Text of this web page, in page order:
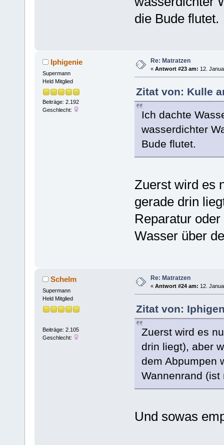
die Bude flutet.
Iphigenie
Supermann
Held Mitglied
Beiträge: 2.192
Geschlecht:
Re: Matratzen
« Antwort #23 am: 12.
Zitat von: Kulle
Ich dachte
wasserdichter
Bude flutet.
Zuerst wird es
gerade drin
Reparatur
Wasser über
Schelm
Supermann
Held Mitglied
Beiträge: 2.105
Geschlecht:
Re: Matratzen
« Antwort #24 am: 12.
Zitat von:
Zuerst wird es
drin liegt), aber
dem Abpumpen
Wannenrand (ist
Und sowas